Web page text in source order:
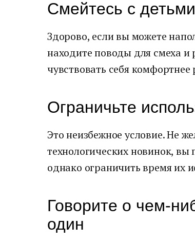
Смейтесь с
Здорово, если вы можете
находите поводы для смеха и
чувствовать себя
Ограничьте
Это неизбежное условие. Не
технологических новинок,
однако ограничить время их
Говорите о чем-
один